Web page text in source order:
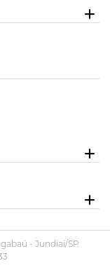
- Jundiaí/SP